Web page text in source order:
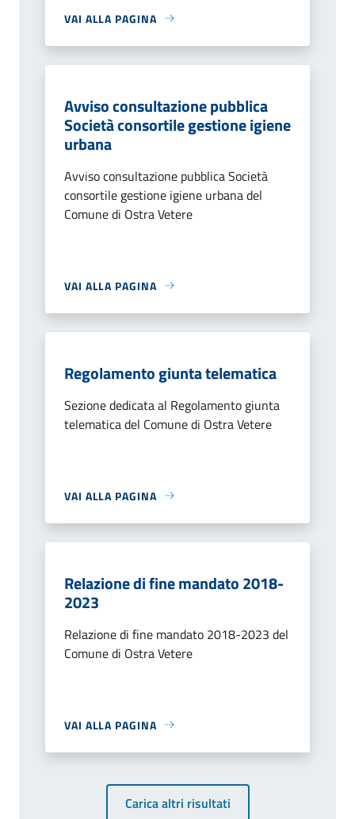
VAI ALLA PAGINA
Avviso consultazione pubblica
Società consortile gestione igiene
urbana
Avviso consultazione pubblica Società
consortile gestione igiene urbana del
Comune di Ostra Vetere
VAI ALLA PAGINA
Regolamento giunta telematica
Sezione dedicata al Regolamento giunta
telematica del Comune di Ostra Vetere
VAI ALLA PAGINA
Relazione di fine mandato 2018-
2023
Relazione di fine mandato 2018-2023 del
Comune di Ostra Vetere
VAI ALLA PAGINA
Carica altri risultati